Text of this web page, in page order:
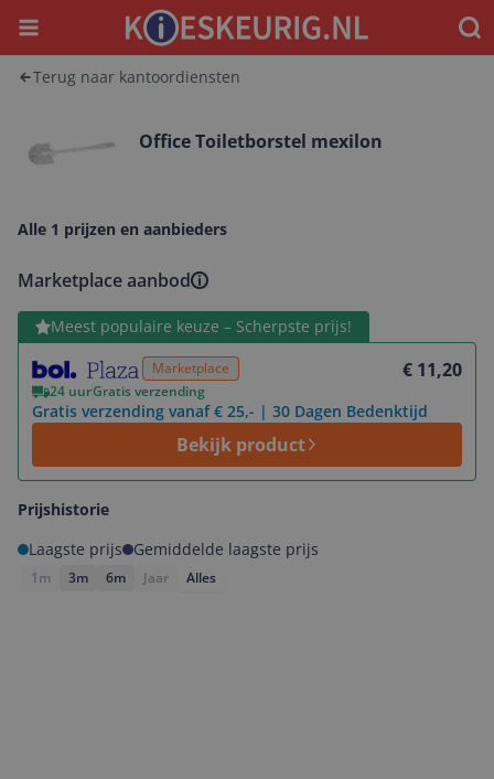
Menu
Terug naar kantoordiensten
Office Toiletborstel mexilon
Alle 1 prijzen en aanbieders
Marketplace aanbod
Meest populaire keuze – Scherpste prijs!
Marketplace € 11,20
24 uurGratis verzending
Gratis verzending vanaf € 25,- | 30 Dagen Bedenktijd
Bekijk product
Bekijk product
Prijshistorie
Laagste prijs
Gemiddelde laagste prijs
1m 3m 6m Jaar Alles